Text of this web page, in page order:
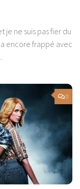
je ne suis pas fier du
encore frappé avec
0